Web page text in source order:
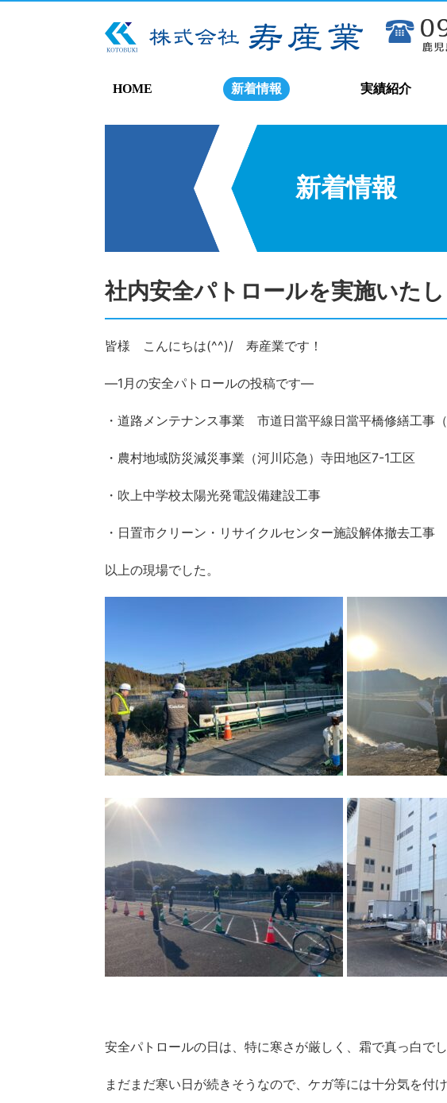
HOME 新着情報 実績紹介
新着情報
社内安全パトロールを実施いたし
皆様 こんにちは(^^)/ 寿産業です！
―1月の安全パトロールの投稿です―
・道路メンテナンス事業 市道日當平線日當平橋修繕工事（
・農村地域防災減災事業（河川応急）寺田地区7-1工区
・吹上中学校太陽光発電設備建設工事
・日置市クリーン・リサイクルセンター施設解体撤去工事
以上の現場でした。
安全パトロールの日は、特に寒さが厳しく、霜で真っ白でし
まだまだ寒い日が続きそうなので、ケガ等には十分気を付